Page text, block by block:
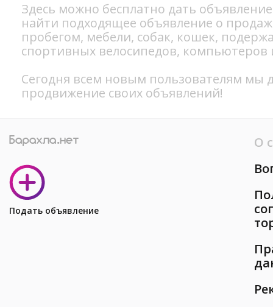
Здесь можно бесплатно дать
найти подходящее объявление о
пробегом, мебели, собак, кошек,
спортивных велосипедов, компьютеров
Сегодня всем новым пользователям мы
продвижение своих объявлений!
Подать объявление
О